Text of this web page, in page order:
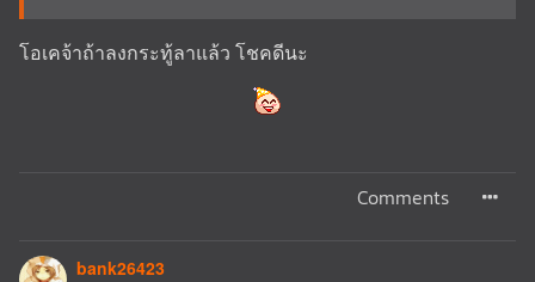
โอเคจ้าถ้าลงกระทู้ลาแล้ว โชคดีนะ
Comments
bank26423